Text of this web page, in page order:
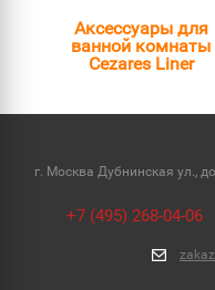
Аксессуары для
ванной комнаты
Cezares Liner
г. Москва Дубнинская ул.,
+7 (495) 268-04-06